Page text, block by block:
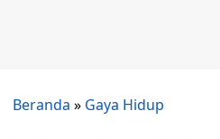
Beranda » Gaya Hidup